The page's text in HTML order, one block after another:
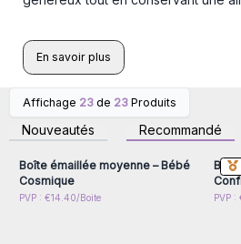
En savoir plus
Affichage 23 de 23 Produits
Nouveautés Recommandé
Connectez-vous ou
inscrivez-vous pour
accéder aux prix de gros
Boîte émaillée moyenne – Bébé
Cosmique
PVP : €14.40/Boite PVP
Connectez-vous ou